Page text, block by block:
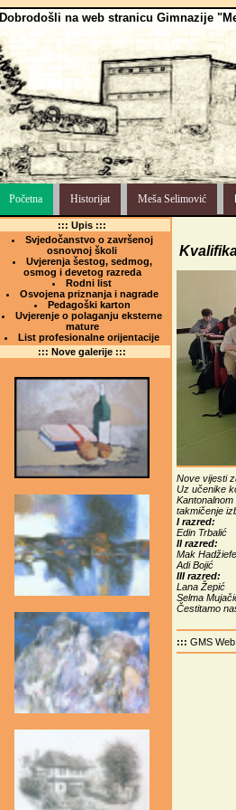
Dobrodošli na web stranicu Gimnazije
Početna Historijat Meša Selimović
::: Upis :::
Svjedočanstvo o završenoj
osnovnoj školi
Uvjerenja šestog, sedmog,
osmog i devetog razreda
Rodni list
Osvojena priznanja i nagrade
Pedagoški karton
Uvjerenje o polaganju eksterne
mature
List profesionalne orijentacije
::: Nove galerije :::
Nove vijesti
Uz učenike
takmičenje
I razred:
Edin Trbalić
II razred:
Mak
Adi Bojić
III razred:
Lana Žepić
Selma
Čestitamo
::: GMS